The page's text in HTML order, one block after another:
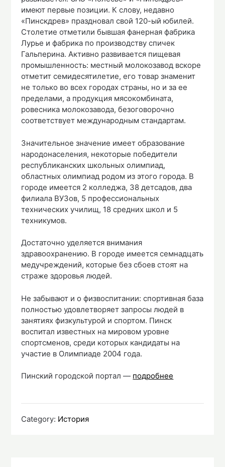
имеют первые позиции. К слову, недавно
«Пинскдрев» праздновал свой 120-ый юбилей.
Столетие отметили бывшая фанерная фабрика
Лурье и фабрика по производству спичек
Гальперина. Активно развивается пищевая
промышленность: местный молокозавод вскоре
отметит семидесятилетие, его товар знаменит
не только во всех городах страны, но и за ее
пределами, а продукция мясокомбината,
ровесника молокозавода, безоговорочно
соответствует международным стандартам.
Значительное значение имеет образование
народонаселения, некоторые победители
республиканских школьных олимпиад,
областных олимпиад родом из этого города. В
городе имеется 2 колледжа, 38 детсадов, два
филиала ВУЗов, 5 профессиональных
технических училищ, 18 средних школ и 5
техникумов.
Достаточно уделяется внимания
здравоохранению. В городе имеется семнадцать
медучреждений, которые без сбоев стоят на
страже здоровья людей.
Не забывают и о физвоспитании: спортивная база
полностью удовлетворяет запросы людей в
занятиях физкультурой и спортом. Пинск
воспитал известных на мировом уровне
спортсменов, среди которых кандидаты на
участие в Олимпиаде 2004 года.
Пинский городской портал — подробнее
Category: История